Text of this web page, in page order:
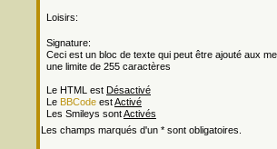
Loisirs:
Signature:
Ceci est un bloc de texte qui peut être ajouté aux
une limite de 255 caractères
Le HTML est Désactivé
Le BBCode estActivé
Les Smileys sontActivés
Les champs marqués d'un * sont obligatoires.